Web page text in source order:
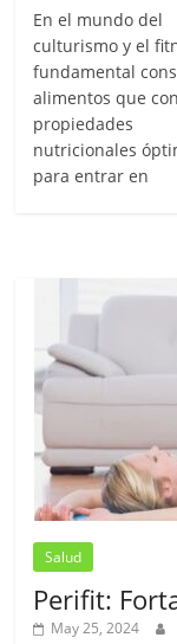
En el mundo del
culturismo y el
fundamental
alimentos que
propiedades
nutricionales
para entrar en
Salud
Perifit:
May 25, 2024